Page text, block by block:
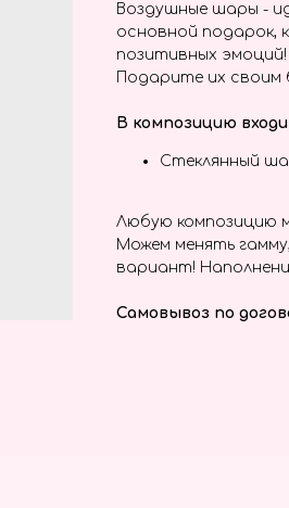
Воздушные шары -
основной подарок,
позитивных
Подарите их своим
В композицию
Стеклянный
Любую композицию
Можем менять
вариант!
Самовывоз по